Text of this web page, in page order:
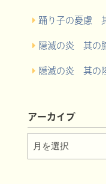
踊り子の憂慮
隠滅の炎 其の
隠滅の炎 其の
アーカイブ